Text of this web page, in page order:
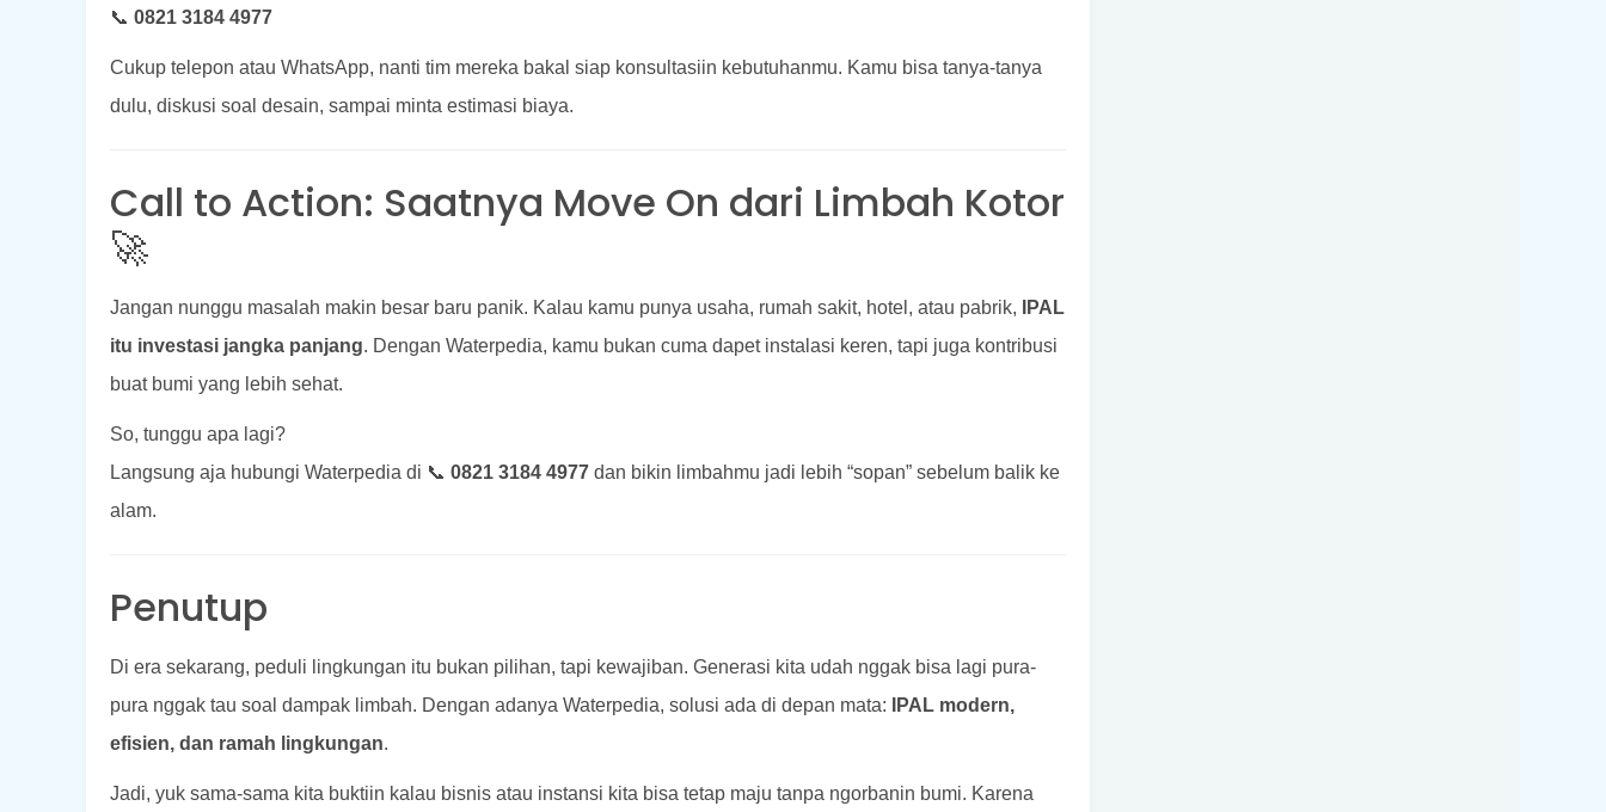
📞 0821 3184 4977
Cukup telepon atau WhatsApp, nanti tim mereka bakal siap konsultasiin kebutuhanmu. Kamu bisa tanya-tanya
dulu, diskusi soal desain, sampai minta estimasi biaya.
Call to Action: Saatnya Move On dari Limbah Kotor
🚀
Jangan nunggu masalah makin besar baru panik. Kalau kamu punya usaha, rumah sakit, hotel, atau pabrik,
IPAL
itu investasi jangka panjang. Dengan Waterpedia, kamu bukan cuma dapet instalasi keren, tapi juga kontribusi
buat bumi yang lebih sehat.
So, tunggu apa lagi?
Langsung aja hubungi Waterpedia di 📞 0821 3184 4977 dan bikin limbahmu jadi lebih “sopan” sebelum balik ke
alam.
Penutup
Di era sekarang, peduli lingkungan itu bukan pilihan, tapi kewajiban. Generasi kita udah nggak bisa lagi pura-
pura nggak tau soal dampak limbah. Dengan adanya Waterpedia, solusi ada di depan mata:
IPAL modern,
efisien, dan ramah lingkungan.
Jadi, yuk sama-sama kita buktiin kalau bisnis atau instansi kita bisa tetap maju tanpa ngorbanin bumi. Karena